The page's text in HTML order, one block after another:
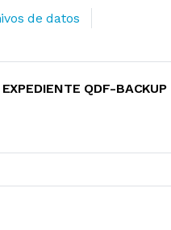
de datos
QDF-BACKUP